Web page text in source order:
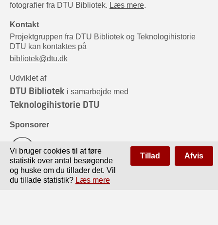
fotografier fra DTU Bibliotek. Læs mere.
Kontakt
Projektgruppen fra DTU Bibliotek og Teknologihistorie
DTU kan kontaktes på
bibliotek@dtu.dk
Udviklet af
DTU Bibliotek i samarbejde med
Teknologihistorie DTU
Sponsorer
Vi bruger cookies til at føre
statistik over antal besøgende
og huske om du tillader det. Vil
du tillade statistik? Læs mere
Tillad Afvis